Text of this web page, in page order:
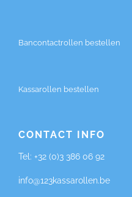
Bancontactrollen bestellen
Kassarollen bestellen
CONTACT INFO
Tel: +32 (0)3 386 06 92
info@123kassarollen.be